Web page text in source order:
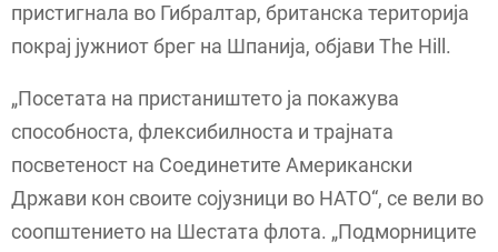
пристигнала во Гибралтар, британска територија
покрај јужниот брег на Шпанија, објави The Hill.
„Посетата на пристаништето ја покажува
способноста, флексибилноста и трајната
посветеност на Соединетите Американски
Држави кон своите сојузници во НАТО“, се вели во
соопштението на Шестата флота. „Подморниците